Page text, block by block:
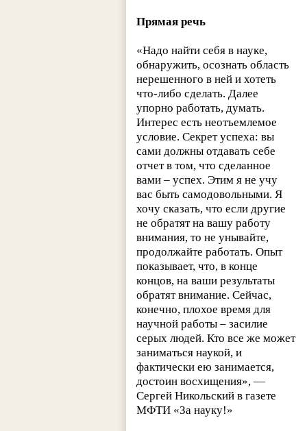
Прямая речь
«Надо найти себя в науке,
обнаружить, осознать область
нерешенного в ней и хотеть
что-либо сделать. Далее
упорно работать, думать.
Интерес есть неотъемлемое
условие. Секрет успеха: вы
сами должны отдавать себе
отчет в том, что сделанное
вами – успех. Этим я не учу
вас быть самодовольными. Я
хочу сказать, что если другие
не обратят на вашу работу
внимания, то не унывайте,
продолжайте работать. Опыт
показывает, что, в конце
концов, на ваши результаты
обратят внимание. Сейчас,
конечно, плохое время для
научной работы – засилие
серых людей. Кто все же может
заниматься наукой, и
фактически ею занимается,
достоин восхищения», —
Сергей Никольский в газете
МФТИ «За науку!»